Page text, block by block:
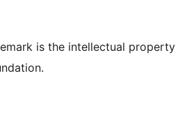
is the intellectual property